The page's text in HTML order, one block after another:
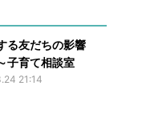
る友だちの影響
子育て相談室
21:14